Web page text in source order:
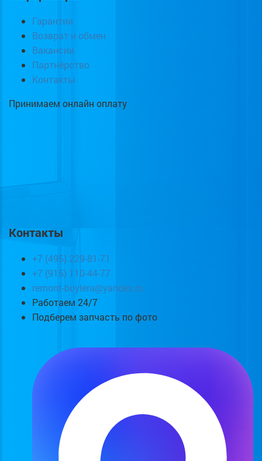
Гарантия
Возврат и обмен
Вакансии
Партнёрство
Контакты
Принимаем онлайн оплату
Контакты
+7 (495) 229-81-71
+7 (915) 110-44-77
remont-boylera@yandex.ru
Работаем 24/7
Подберем запчасть по фото